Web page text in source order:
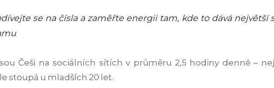
se na čísla a zaměřte energii tam, kde to dává největší
Češi na sociálních sítích v průměru 2,5 hodiny denně –
stoupá u mladších 20 let.